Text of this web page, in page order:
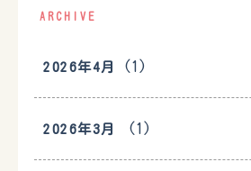
ARCHIVE
2026年4月 (1)
2026年3月 (1)